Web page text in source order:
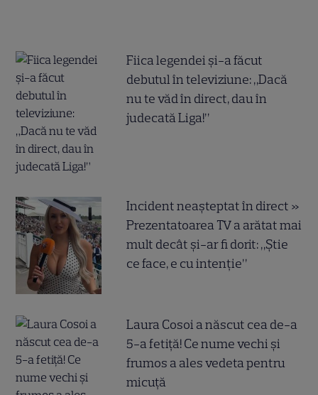
Fiica legendei și-a făcut
debutul în televiziune: „Dacă
nu te văd în direct, dau în
judecată Liga!”
Incident neașteptat în direct »
Prezentatoarea TV a arătat mai
mult decât și-ar fi dorit: „Știe
ce face, e cu intenție”
Laura Cosoi a născut cea de-a
5-a fetiță! Ce nume vechi și
frumos a ales vedeta pentru
micuță